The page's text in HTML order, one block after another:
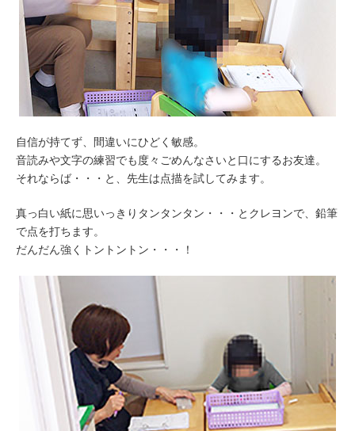
自信が持てず、間違いにひどく敏感。
音読みや文字の練習でも度々ごめんなさいと口にするお友達。
それならば・・・と、先生は点描を試してみます。
真っ白い紙に思いっきりタンタンタン・・・とクレヨンで、鉛筆
で点を打ちます。
だんだん強くトントントン・・・！